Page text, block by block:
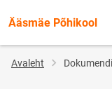
Ääsmäe Põhikool
Jälglink
Avaleht